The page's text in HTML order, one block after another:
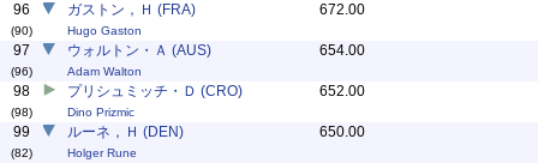
96
(90)
ガストン，Ｈ (FRA)
Hugo Gaston
672.00
97
(96)
ウォルトン・Ａ (AUS)
Adam Walton
654.00
98
(98)
プリシュミッチ・Ｄ (CRO)
Dino Prizmic
652.00
99
(82)
ルーネ，Ｈ (DEN)
Holger Rune
650.00